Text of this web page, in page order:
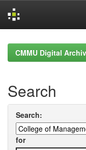
navigationCMMU Digital
Search
Search:
for